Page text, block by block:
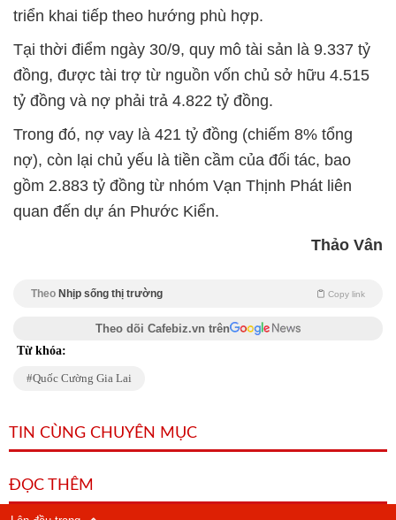
triển khai tiếp theo hướng phù hợp.
Tại thời điểm ngày 30/9, quy mô tài sản là 9.337 tỷ
đồng, được tài trợ từ nguồn vốn chủ sở hữu 4.515
tỷ đồng và nợ phải trả 4.822 tỷ đồng.
Trong đó, nợ vay là 421 tỷ đồng (chiếm 8% tổng
nợ), còn lại chủ yếu là tiền cầm của đối tác, bao
gồm 2.883 tỷ đồng từ nhóm Vạn Thịnh Phát liên
quan đến dự án Phước Kiển.
Thảo Vân
Theo Nhịp sống thị trường Copy link
Theo dõi Cafebiz.vn trên
Từ khóa:
Quốc Cường Gia Lai
TIN CÙNG CHUYÊN MỤC
ĐỌC THÊM